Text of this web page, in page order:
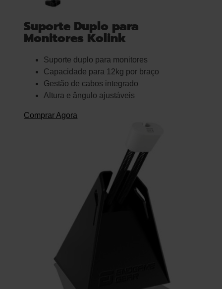
Suporte Duplo para
Monitores Kolink
Suporte duplo para monitores
Capacidade para 12kg por braço
Gestão de cabos integrado
Altura e ângulo ajustáveis
Comprar Agora